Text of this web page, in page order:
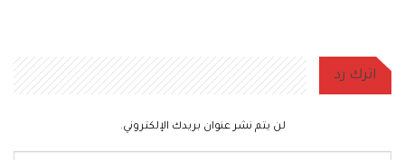
اترك رد
لن يتم نشر عنوان بريدك الإلكتروني.